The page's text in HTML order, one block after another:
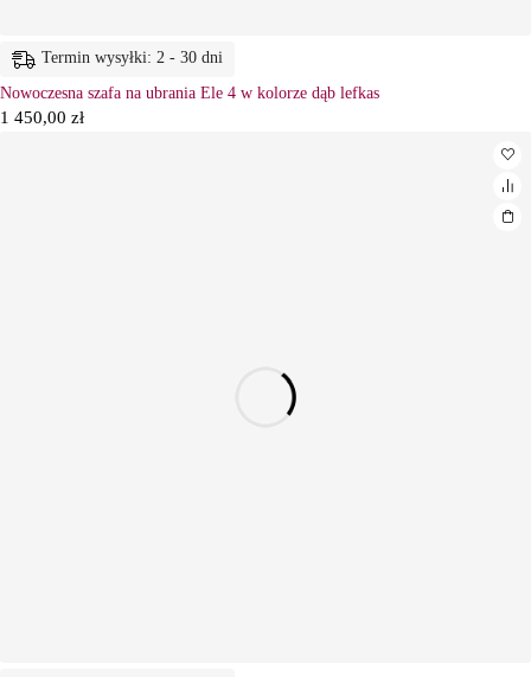
Termin wysyłki: 2 - 30 dni
Nowoczesna szafa na ubrania Ele 4 w kolorze dąb lefkas
1 450,00 zł